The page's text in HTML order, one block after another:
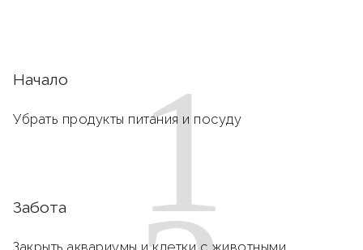
1
Начало
Убрать продукты питания и посуду
Забота